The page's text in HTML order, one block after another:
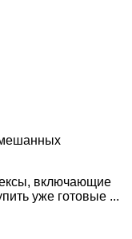
включающие
уже готовые ...